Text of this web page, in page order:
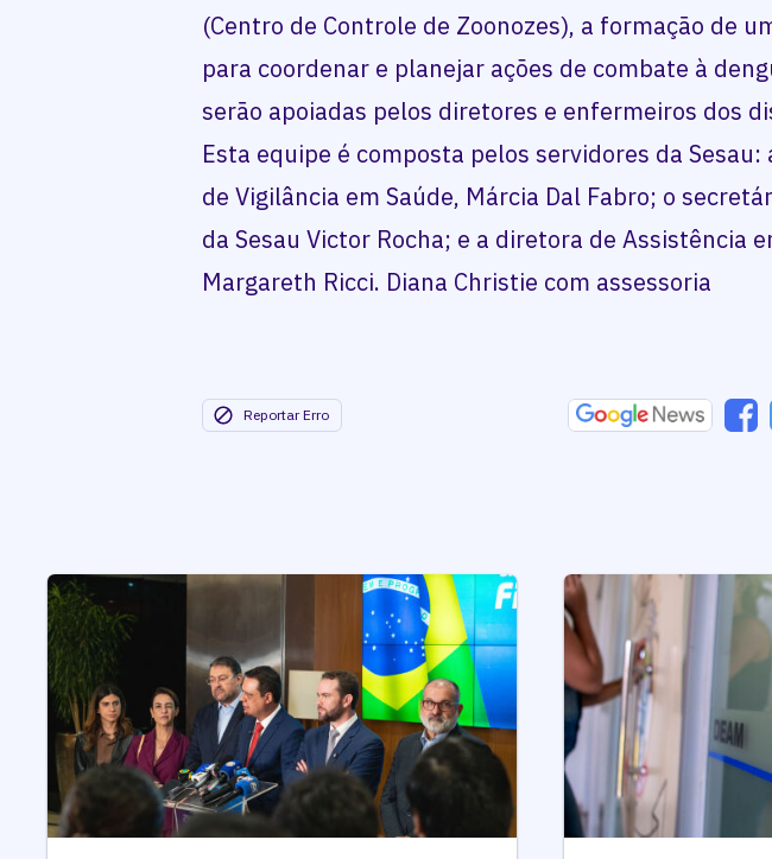
(Centro de Controle de Zoonozes), a formação de
para coordenar e planejar ações de combate à
serão apoiadas pelos diretores e enfermeiros dos
Esta equipe é composta pelos servidores da Sesau:
de Vigilância em Saúde, Márcia Dal Fabro; o
da Sesau Victor Rocha; e a diretora de Assistência
Margareth Ricci. Diana Christie com assessoria
Reportar Erro